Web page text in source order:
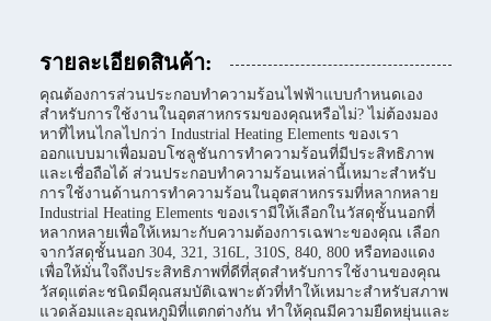
รายละเอียดสินค้า:
คุณต้องการส่วนประกอบทำความร้อนไฟฟ้าแบบกำหนดเอง
สำหรับการใช้งานในอุตสาหกรรมของคุณหรือไม่? ไม่ต้องมอง
หาที่ไหนไกลไปกว่า Industrial Heating Elements ของเรา
ออกแบบมาเพื่อมอบโซลูชันการทำความร้อนที่มีประสิทธิภาพ
และเชื่อถือได้ ส่วนประกอบทำความร้อนเหล่านี้เหมาะสำหรับ
การใช้งานด้านการทำความร้อนในอุตสาหกรรมที่หลากหลาย
Industrial Heating Elements ของเรามีให้เลือกในวัสดุชั้นนอกที่
หลากหลายเพื่อให้เหมาะกับความต้องการเฉพาะของคุณ เลือก
จากวัสดุชั้นนอก 304, 321, 316L, 310S, 840, 800 หรือทองแดง
เพื่อให้มั่นใจถึงประสิทธิภาพที่ดีที่สุดสำหรับการใช้งานของคุณ
วัสดุแต่ละชนิดมีคุณสมบัติเฉพาะตัวที่ทำให้เหมาะสำหรับสภาพ
แวดล้อมและอุณหภูมิที่แตกต่างกัน ทำให้คุณมีความยืดหยุ่นและ